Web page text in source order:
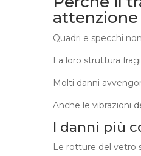
attenzione
Quadri e specchi
La loro struttura
Molti danni
Anche le vibrazioni
I danni più
Le rotture del vetro